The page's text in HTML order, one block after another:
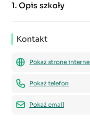
1.Opis szkoły
Kontakt
Pokaż strone
Pokaż telefon
Pokaż email